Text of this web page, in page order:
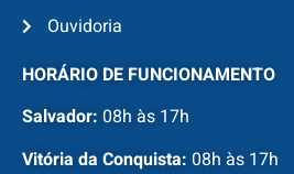
Ouvidoria
HORÁRIO DE FUNCIONAMENTO
Salvador: 08h às 17h
Vitória da Conquista: 08h às 17h